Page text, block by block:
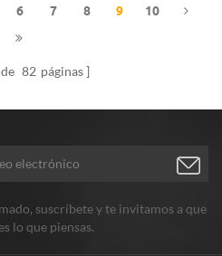
6 7 8 9 10
82 páginas
suscríbete y te invitamos a que
lo que piensas.